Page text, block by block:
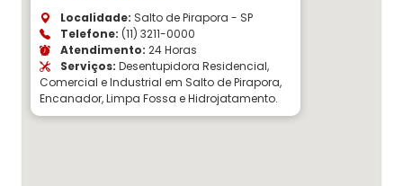
Localidade: Salto de Pirapora - SP
Telefone: (11) 3211-0000
Atendimento: 24 Horas
Serviços: Desentupidora Residencial,
Comercial e Industrial em Salto de Pirapora,
Encanador, Limpa Fossa e Hidrojatamento.